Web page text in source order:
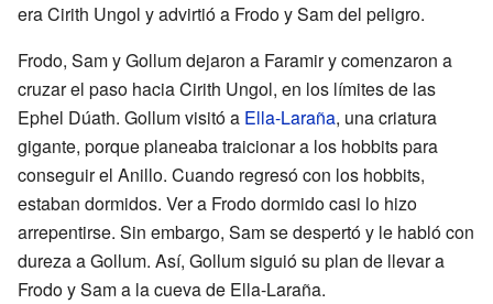
era Cirith Ungol y advirtió a Frodo y Sam del peligro.
Frodo, Sam y Gollum dejaron a Faramir y comenzaron a
cruzar el paso hacia Cirith Ungol, en los límites de las
Ephel Dúath. Gollum visitó a Ella-Laraña, una criatura
gigante, porque planeaba traicionar a los hobbits para
conseguir el Anillo. Cuando regresó con los hobbits,
estaban dormidos. Ver a Frodo dormido casi lo hizo
arrepentirse. Sin embargo, Sam se despertó y le habló con
dureza a Gollum. Así, Gollum siguió su plan de llevar a
Frodo y Sam a la cueva de Ella-Laraña.